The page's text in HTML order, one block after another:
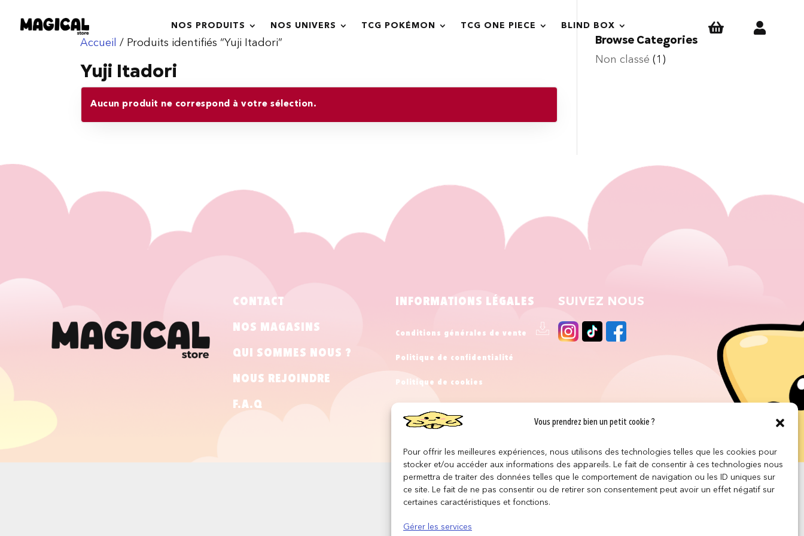
Vous prendrez bien un petit cookie ?
Pour offrir les meilleures expériences, nous utilisons des technologies telles que les cookies pour
stocker et/ou accéder aux informations des appareils. Le fait de consentir à ces technologies nous
permettra de traiter des données telles que le comportement de navigation ou les ID uniques sur
ce site. Le fait de ne pas consentir ou de retirer son consentement peut avoir un effet négatif sur
certaines caractéristiques et fonctions.
Gérer les services
NOS PRODUITS NOS UNIVERS TCG POKÉMON TCG ONE PIECE BLIND BOX  
Accueil / Produits identifiés “Yuji Itadori”
Yuji Itadori
Aucun produit ne correspond à votre sélection.
Browse Categories
Non classé (1)
CONTACT
NOS MAGASINS
QUI SOMMES NOUS ?
NOUS REJOINDRE
F.A.Q
INFORMATIONS LÉGALES
Conditions générales de vente
Politique de confidentialité
Politique de cookies
SUIVEZ NOUS